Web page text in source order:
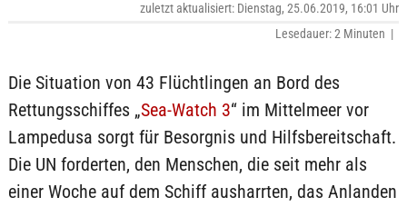
zuletzt aktualisiert: Dienstag, 25.06.2019, 16:01 Uhr
Lesedauer: 2 Minuten |
Die Situation von 43 Flüchtlingen an Bord des
Rettungsschiffes „Sea-Watch 3“ im Mittelmeer vor
Lampedusa sorgt für Besorgnis und Hilfsbereitschaft.
Die UN forderten, den Menschen, die seit mehr als
einer Woche auf dem Schiff ausharrten, das Anlanden